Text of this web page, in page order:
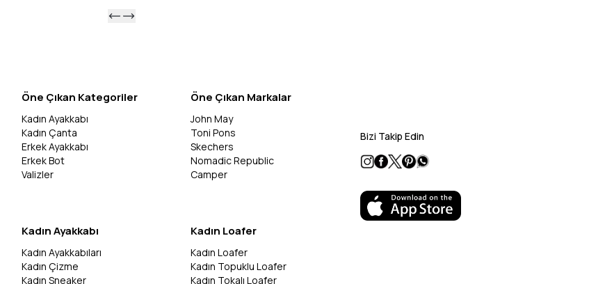
Öne Çıkan Kategoriler
Kadın Ayakkabı
Kadın Çanta
Erkek Ayakkabı
Erkek Bot
Valizler
Öne Çıkan Markalar
John May
Toni Pons
Skechers
Nomadic Republic
Camper
Kadın Ayakkabı
Kadın Ayakkabıları
Kadın Çizme
Kadın Sneaker
Kadın Loafer
Kadın Loafer
Kadın Topuklu Loafer
Kadın Tokalı Loafer
Bizi Takip Edin